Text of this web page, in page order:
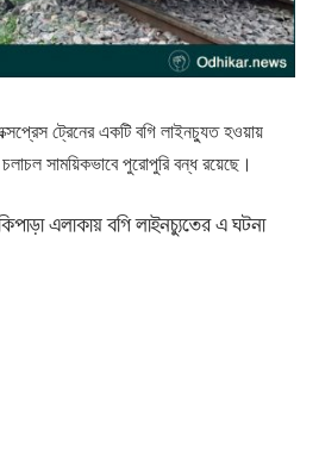
ট্রেনের একটি বগি লাইনচ্যুত হওয়ায়
সাময়িকভাবে পুরোপুরি বন্ধ রয়েছে।
এলাকায় বগি লাইনচ্যুতের এ ঘটনা